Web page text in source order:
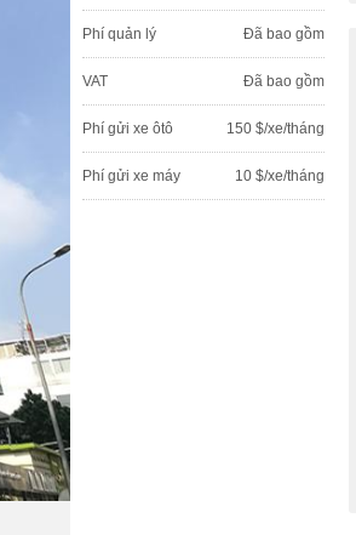
Phí quản lý Đã bao gồm
VAT Đã bao gồm
Phí gửi xe ôtô 150 $/xe/tháng
Phí gửi xe máy 10 $/xe/tháng